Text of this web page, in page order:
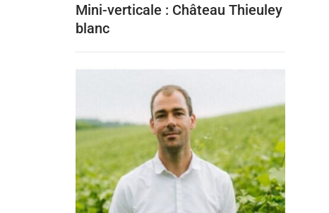
Mini-verticale : Château Thieuley
blanc